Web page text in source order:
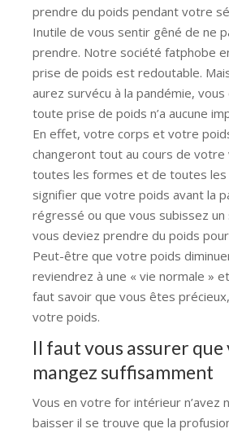
prendre du poids pendant votre
Inutile de vous sentir gêné de ne
prendre. Notre société fatphobe
prise de poids est redoutable.
aurez survécu à la pandémie,
toute prise de poids n’a aucune
En effet, votre corps et votre
changeront tout au cours de votre
toutes les formes et de toutes les
signifier que votre poids avant la
régressé ou que vous subissez
vous deviez prendre du poids
Peut-être que votre poids
reviendrez à une « vie normale »
faut savoir que vous êtes
votre poids.
Il faut vous assurer que
mangez suffisamment
Vous en votre for intérieur n’avez
baisser il se trouve que la